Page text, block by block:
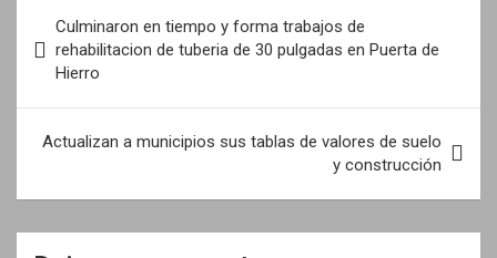
e
Culminaron en tiempo y forma trabajos de
rehabilitacion de tuberia de 30 pulgadas en Puerta de
Hierro
Actualizan a municipios sus tablas de valores de suelo
y construcción